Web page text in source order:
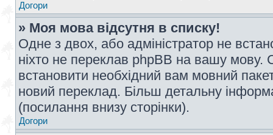
Догори
» Моя мова відсутня в списку!
Одне з двох, або адміністратор не
ніхто не переклав phpBB на вашу мову.
встановити необхідний вам мовний
новий переклад. Більш детальну
(посилання внизу сторінки).
Догори